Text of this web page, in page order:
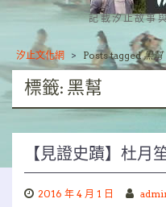
記載汐止故事
汐止文化網 > Posts tagged黑幫
標籤: 黑幫
【見證史蹟】杜月
2016 年 4 月 1 日